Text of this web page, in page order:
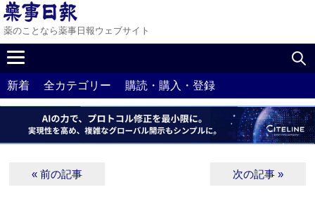
薬のことなら薬事日報ウェブサイト
新着 全カテゴリー 購読・購入・登録
« 前の記事 次の記事 »